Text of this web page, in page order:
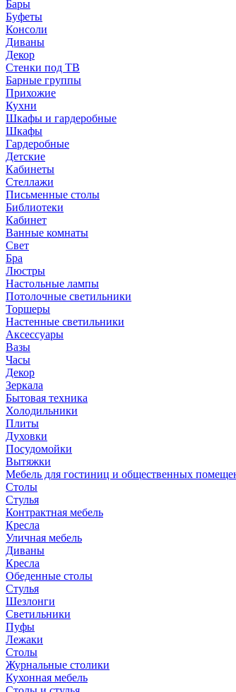
Бары
Буфеты
Консоли
Диваны
Декор
Стенки под ТВ
Барные группы
Прихожие
Кухни
Шкафы и гардеробные
Шкафы
Гардеробные
Детские
Кабинеты
Стеллажи
Письменные столы
Библиотеки
Кабинет
Ванные комнаты
Свет
Бра
Люстры
Настольные лампы
Потолочные светильники
Торшеры
Настенные светильники
Аксессуары
Вазы
Часы
Декор
Зеркала
Бытовая техника
Холодильники
Плиты
Духовки
Посудомойки
Вытяжки
Мебель для гостиниц и общественных
Столы
Стулья
Контрактная мебель
Кресла
Уличная мебель
Диваны
Кресла
Обеденные столы
Стулья
Шезлонги
Светильники
Пуфы
Лежаки
Столы
Журнальные столики
Кухонная мебель